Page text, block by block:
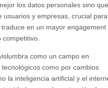
los datos personales sino que
y empresas, crucial
en un mayor engagement
como un campo en
como por cambios
la inteligencia artificial y el